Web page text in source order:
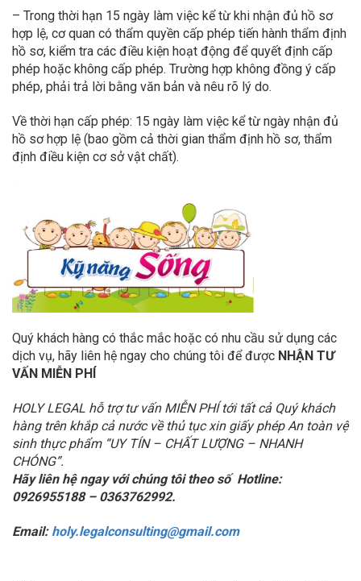
– Trong thời hạn 15 ngày làm việc kể từ khi nhận đủ hồ sơ
hợp lệ, cơ quan có thẩm quyền cấp phép tiến hành thẩm định
hồ sơ, kiểm tra các điều kiện hoạt động để quyết định cấp
phép hoặc không cấp phép. Trường hợp không đồng ý cấp
phép, phải trả lời bằng văn bản và nêu rõ lý do.
Về thời hạn cấp phép: 15 ngày làm việc kể từ ngày nhận đủ
hồ sơ hợp lệ (bao gồm cả thời gian thẩm định hồ sơ, thẩm
định điều kiện cơ sở vật chất).
Quý khách hàng có thắc mắc hoặc có nhu cầu sử dụng các
dịch vụ, hãy liên hệ ngay cho chúng tôi để được NHẬN TƯ
VẤN MIỄN PHÍ
HOLY LEGAL hỗ trợ tư vấn MIỄN PHÍ tới tất cả Quý khách
hàng trên khắp cả nước về thủ tục xin giấy phép An toàn vệ
sinh thực phẩm “UY TÍN – CHẤT LƯỢNG – NHANH
CHÓNG”.
Hãy liên hệ ngay với chúng tôi theo số Hotline:
0926955188– 0363762992.
Email: holy.legalconsulting@gmail.com